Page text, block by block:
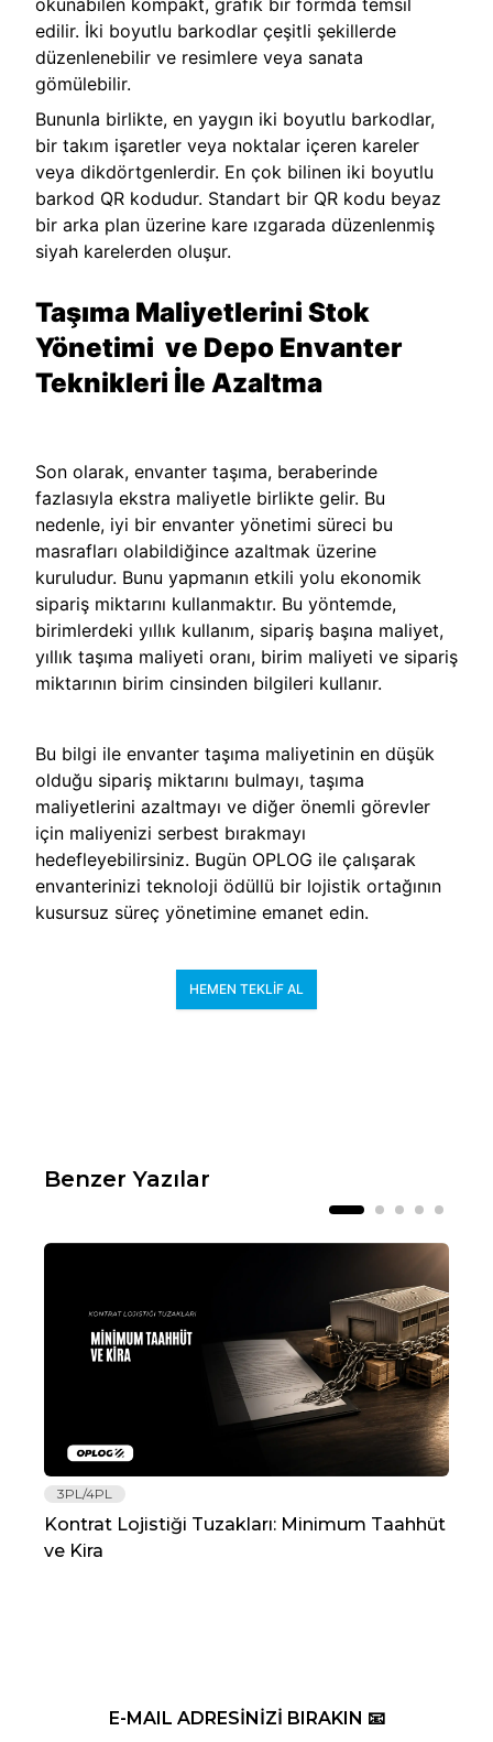
okunabilen kompakt, grafik bir formda temsil
edilir. İki boyutlu barkodlar çeşitli şekillerde
düzenlenebilir ve resimlere veya sanata
gömülebilir.
Bununla birlikte, en yaygın iki boyutlu barkodlar,
bir takım işaretler veya noktalar içeren kareler
veya dikdörtgenlerdir. En çok bilinen iki boyutlu
barkod QR kodudur. Standart bir QR kodu beyaz
bir arka plan üzerine kare ızgarada düzenlenmiş
siyah karelerden oluşur.
Taşıma Maliyetlerini Stok
Yönetimi ve Depo Envanter
Teknikleri İle Azaltma
Son olarak, envanter taşıma, beraberinde
fazlasıyla ekstra maliyetle birlikte gelir. Bu
nedenle, iyi bir envanter yönetimi süreci bu
masrafları olabildiğince azaltmak üzerine
kuruludur. Bunu yapmanın etkili yolu ekonomik
sipariş miktarını kullanmaktır. Bu yöntemde,
birimlerdeki yıllık kullanım, sipariş başına maliyet,
yıllık taşıma maliyeti oranı, birim maliyeti ve sipariş
miktarının birim cinsinden bilgileri kullanır.
Bu bilgi ile envanter taşıma maliyetinin en düşük
olduğu sipariş miktarını bulmayı, taşıma
maliyetlerini azaltmayı ve diğer önemli görevler
için maliyenizi serbest bırakmayı
hedefleyebilirsiniz. Bugün OPLOG ile çalışarak
envanterinizi teknoloji ödüllü bir lojistik ortağının
kusursuz süreç yönetimine emanet edin.
HEMEN TEKLIF AL
Benzer Yazılar
3PL/4PL
Kontrat Lojistiği Tuzakları: Minimum Taahhüt
ve Kira
E-MAIL ADRESİNİZİ BIRAKIN 📧